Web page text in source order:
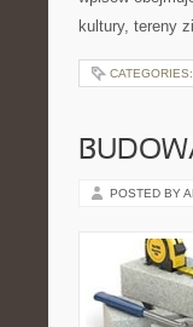
kultury, tereny
CATEGORIES:
POSTED BY